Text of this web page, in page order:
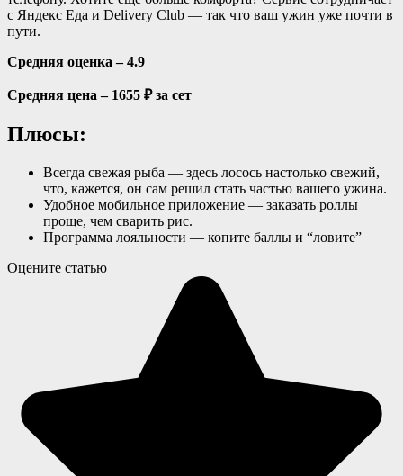
с Яндекс Еда и Delivery Club — так что ваш ужин уже почти в
пути.
Средняя оценка – 4.9
Средняя цена – 1655 ₽ за сет
Плюсы:
Всегда свежая рыба — здесь лосось настолько свежий,
что, кажется, он сам решил стать частью вашего ужина.
Удобное мобильное приложение — заказать роллы
проще, чем сварить рис.
Программа лояльности — копите баллы и “ловите”
Оцените статью